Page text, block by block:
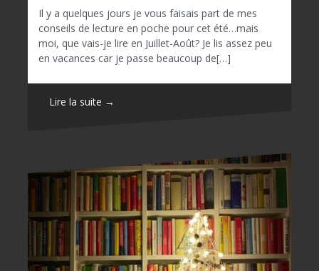
Il y a quelques jours je vous faisais part de mes
conseils de lecture en poche pour cet été…mais
moi, que vais-je lire en Juillet-Août? Je lis assez peu
en vacances car je passe beaucoup de[…]
Lire la suite →